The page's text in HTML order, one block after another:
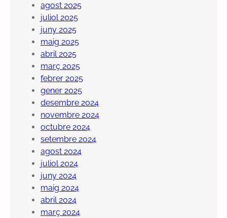
agost 2025
juliol 2025
juny 2025
maig 2025
abril 2025
març 2025
febrer 2025
gener 2025
desembre 2024
novembre 2024
octubre 2024
setembre 2024
agost 2024
juliol 2024
juny 2024
maig 2024
abril 2024
març 2024